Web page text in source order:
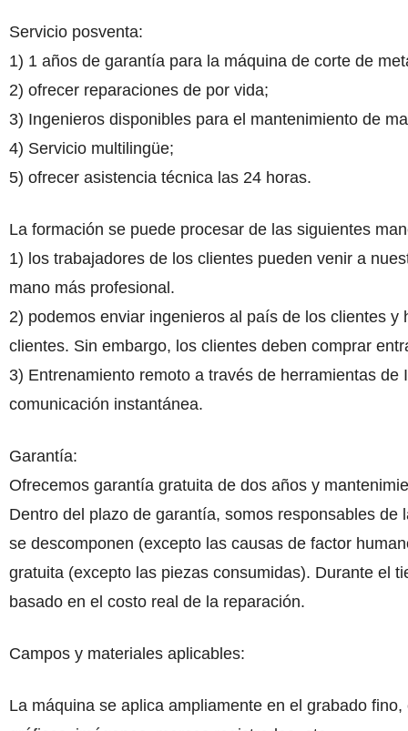
Servicio posventa:
1) 1 años de garantía para la máquina de corte de
2) ofrecer reparaciones de por vida;
3) Ingenieros disponibles para el mantenimiento de
4) Servicio multilingüe;
5) ofrecer asistencia técnica las 24 horas.
La formación se puede procesar de las siguientes
1) los trabajadores de los clientes pueden venir a
mano más profesional.
2) podemos enviar ingenieros al país de los clientes
clientes. Sin embargo, los clientes deben comprar
3) Entrenamiento remoto a través de herramientas
comunicación instantánea.
Garantía:
Ofrecemos garantía gratuita de dos años y
Dentro del plazo de garantía, somos responsables
se descomponen (excepto las causas de factor
gratuita (excepto las piezas consumidas). Durante el
basado en el costo real de la reparación.
Campos y materiales aplicables:
La máquina se aplica ampliamente en el grabado